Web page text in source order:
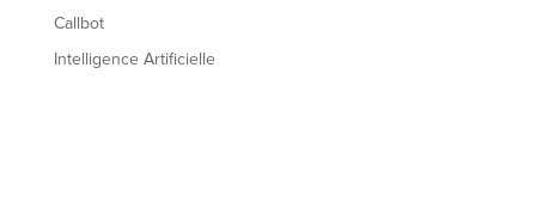
Callbot
Intelligence Artificielle